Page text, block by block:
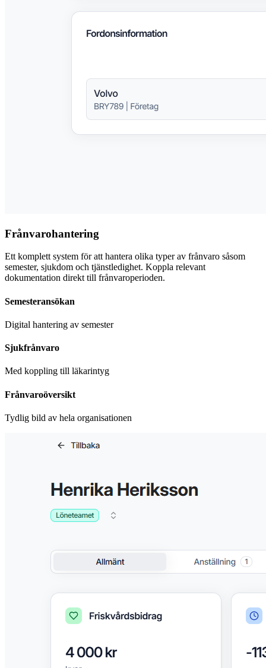
Frånvarohantering
Ett komplett system för att hantera olika typer av frånvaro såsom
semester, sjukdom och tjänstledighet. Koppla relevant
dokumentation direkt till frånvaroperioden.
Semesteransökan
Digital hantering av semester
Sjukfrånvaro
Med koppling till läkarintyg
Frånvaroöversikt
Tydlig bild av hela organisationen